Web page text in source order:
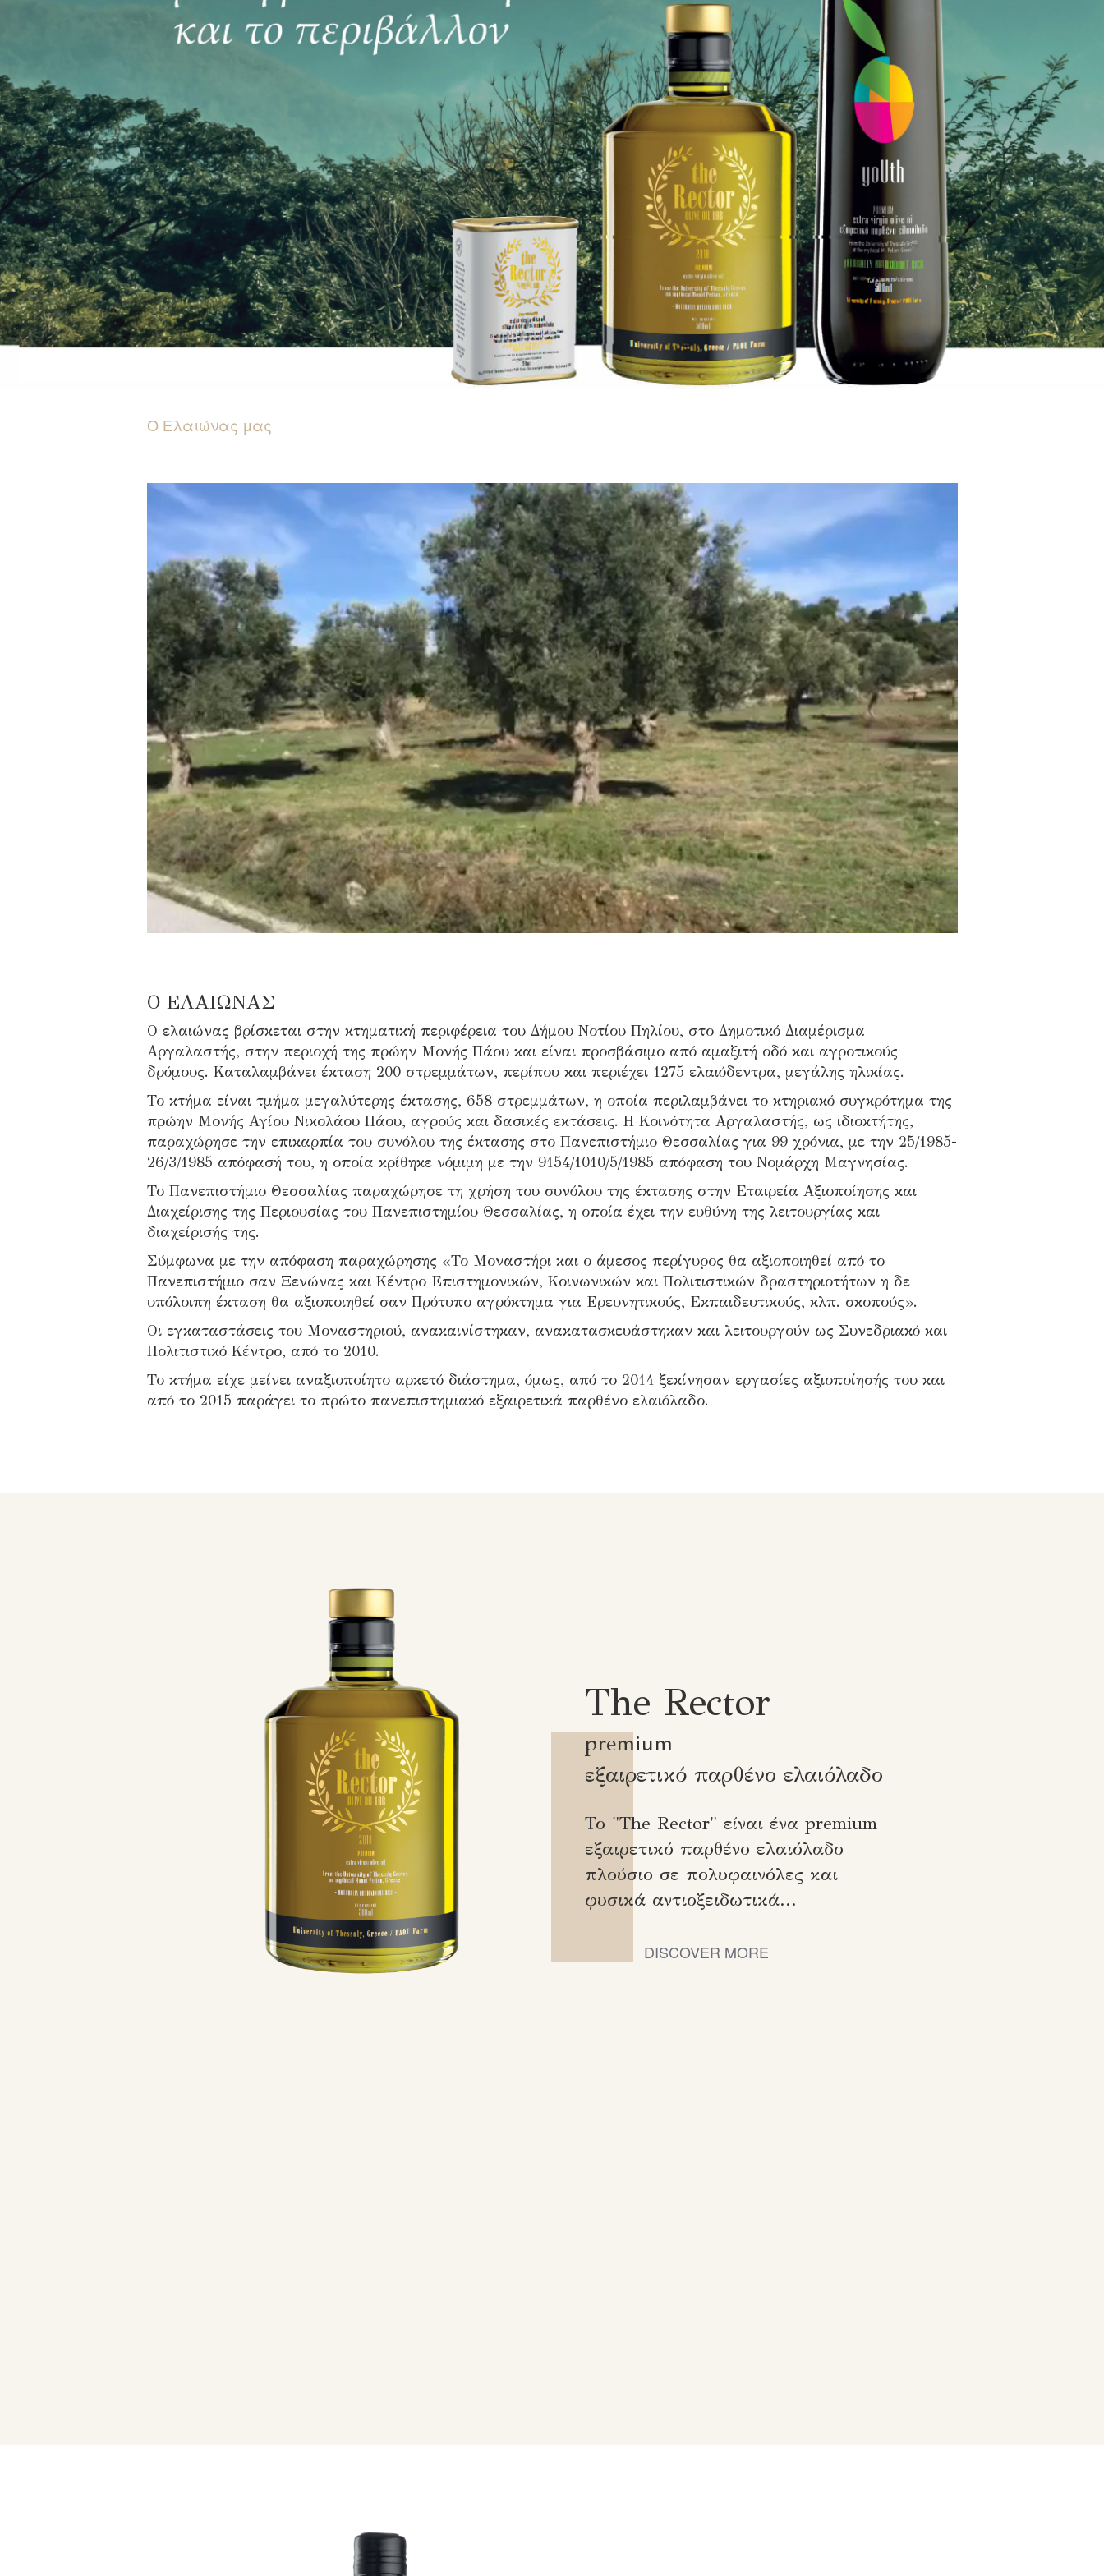
Ο Ελαιώνας μας
Ο ΕΛΑΙΩΝΑΣ
Ο ελαιώνας βρίσκεται στην κτηματική περιφέρεια του Δήμου Νοτίου Πηλίου, στο Δημοτικό Διαμέρισμα
Αργαλαστής, στην περιοχή της πρώην Μονής Πάου και είναι προσβάσιμο από αμαξιτή οδό και αγροτικούς
δρόμους. Καταλαμβάνει έκταση 200 στρεμμάτων, περίπου και περιέχει 1275 ελαιόδεντρα, μεγάλης ηλικίας.
Το κτήμα είναι τμήμα μεγαλύτερης έκτασης, 658 στρεμμάτων, η οποία περιλαμβάνει το κτηριακό συγκρότημα της
πρώην Μονής Αγίου Νικολάου Πάου, αγρούς και δασικές εκτάσεις. Η Κοινότητα Αργαλαστής, ως ιδιοκτήτης,
παραχώρησε την επικαρπία του συνόλου της έκτασης στο Πανεπιστήμιο Θεσσαλίας για 99 χρόνια, με την 25/1985-
26/3/1985 απόφασή του, η οποία κρίθηκε νόμιμη με την 9154/1010/5/1985 απόφαση του Νομάρχη Μαγνησίας.
Το Πανεπιστήμιο Θεσσαλίας παραχώρησε τη χρήση του συνόλου της έκτασης στην Εταιρεία Αξιοποίησης και
Διαχείρισης της Περιουσίας του Πανεπιστημίου Θεσσαλίας, η οποία έχει την ευθύνη της λειτουργίας και
διαχείρισής της.
Σύμφωνα με την απόφαση παραχώρησης «Το Μοναστήρι και ο άμεσος περίγυρος θα αξιοποιηθεί από το
Πανεπιστήμιο σαν Ξενώνας και Κέντρο Επιστημονικών, Κοινωνικών και Πολιτιστικών δραστηριοτήτων η δε
υπόλοιπη έκταση θα αξιοποιηθεί σαν Πρότυπο αγρόκτημα για Ερευνητικούς, Εκπαιδευτικούς, κλπ. σκοπούς».
Οι εγκαταστάσεις του Μοναστηριού, ανακαινίστηκαν, ανακατασκευάστηκαν και λειτουργούν ως Συνεδριακό και
Πολιτιστικό Κέντρο, από το 2010.
Το κτήμα είχε μείνει αναξιοποίητο αρκετό διάστημα, όμως, από το 2014 ξεκίνησαν εργασίες αξιοποίησής του και
από το 2015 παράγει το πρώτο πανεπιστημιακό εξαιρετικά παρθένο ελαιόλαδο.
The Rector
premium
εξαιρετικό παρθένο ελαιόλαδο
Το "The Rector" είναι ένα premium
εξαιρετικό παρθένο ελαιόλαδο
πλούσιο σε πολυφαινόλες και
φυσικά αντιοξειδωτικά...
DISCOVER MORE